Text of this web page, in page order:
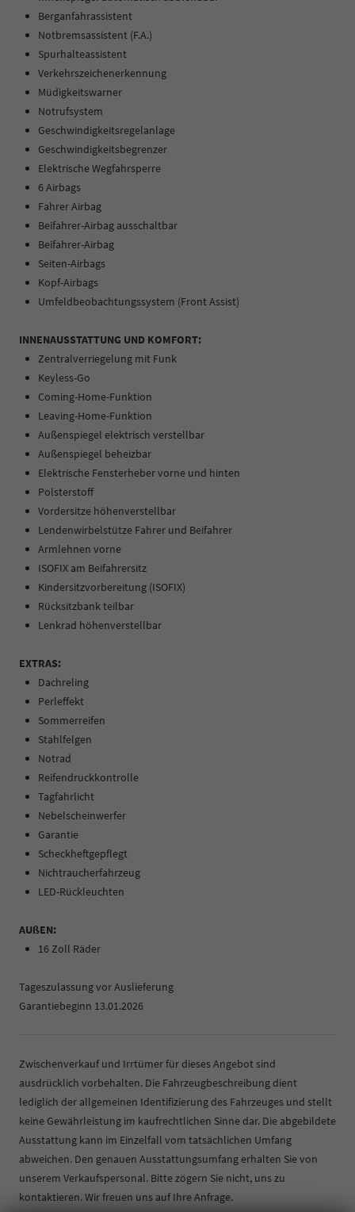
Berganfahrassistent
Notbremsassistent (F.A.)
Spurhalteassistent
Verkehrszeichenerkennung
Müdigkeitswarner
Notrufsystem
Geschwindigkeitsregelanlage
Geschwindigkeitsbegrenzer
Elektrische Wegfahrsperre
6 Airbags
Fahrer Airbag
Beifahrer-Airbag ausschaltbar
Beifahrer-Airbag
Seiten-Airbags
Kopf-Airbags
Umfeldbeobachtungssystem (Front Assist)
INNENAUSSTATTUNG UND KOMFORT:
Zentralverriegelung mit Funk
Keyless-Go
Coming-Home-Funktion
Leaving-Home-Funktion
Außenspiegel elektrisch verstellbar
Außenspiegel beheizbar
Elektrische Fensterheber vorne und hinten
Polsterstoff
Vordersitze höhenverstellbar
Lendenwirbelstütze Fahrer und Beifahrer
Armlehnen vorne
ISOFIX am Beifahrersitz
Kindersitzvorbereitung (ISOFIX)
Rücksitzbank teilbar
Lenkrad höhenverstellbar
EXTRAS:
Dachreling
Perleffekt
Sommerreifen
Stahlfelgen
Notrad
Reifendruckkontrolle
Tagfahrlicht
Nebelscheinwerfer
Garantie
Scheckheftgepflegt
Nichtraucherfahrzeug
LED-Rückleuchten
AUßEN:
16 Zoll Räder
Tageszulassung vor Auslieferung
Garantiebeginn 13.01.2026
Zwischenverkauf und Irrtümer für dieses Angebot sind
ausdrücklich vorbehalten. Die Fahrzeugbeschreibung dient
lediglich der allgemeinen Identifizierung des Fahrzeuges und stellt
keine Gewährleistung im kaufrechtlichen Sinne dar. Die abgebildete
Ausstattung kann im Einzelfall vom tatsächlichen Umfang
abweichen. Den genauen Ausstattungsumfang erhalten Sie von
unserem Verkaufspersonal. Bitte zögern Sie nicht, uns zu
kontaktieren. Wir freuen uns auf Ihre Anfrage.